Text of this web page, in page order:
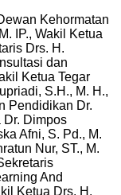
Kehormatan
IP., Wakil Ketua
Drs. H.
dan
Ketua Tegar
S.H., M. H.,
Pendidikan Dr.
Dr. Dimpos
Afni, S. Pd., M.
Nur, ST., M.
And
Ketua Drs. H.